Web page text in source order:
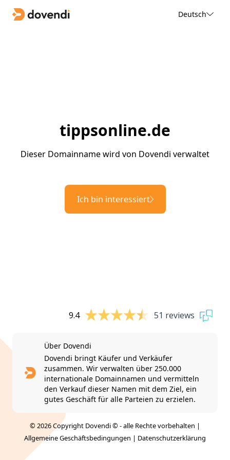
Deutsch
tippsonline.de
Dieser Domainname wird von Dovendi verwaltet
Ich bin interessiert
9.4 51 reviews
Über Dovendi
Dovendi bringt Käufer und Verkäufer
zusammen. Wir verwalten über 250.000
internationale Domainnamen und vermitteln
den Verkauf dieser Namen mit dem Ziel, ein
gutes Geschäft für alle Parteien zu erzielen.
© 2026 Copyright Dovendi © - alle Rechte vorbehalten |
Allgemeine Geschäftsbedingungen | Datenschutzerklärung